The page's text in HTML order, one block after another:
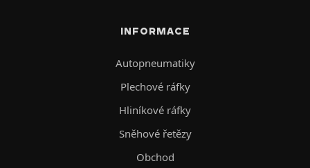
INFORMACE
Autopneumatiky
Plechové ráfky
Hliníkové ráfky
Sněhové řetězy
Obchod